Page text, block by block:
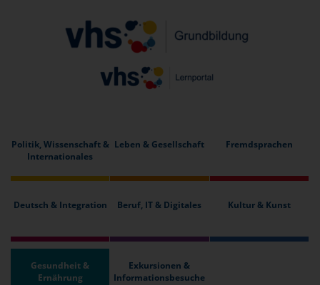
Politik, Wissenschaft &
Internationales
Leben & Gesellschaft Fremdsprachen
Deutsch & Integration Beruf, IT & Digitales Kultur & Kunst
Gesundheit &
Ernährung
Exkursionen &
Informationsbesuche